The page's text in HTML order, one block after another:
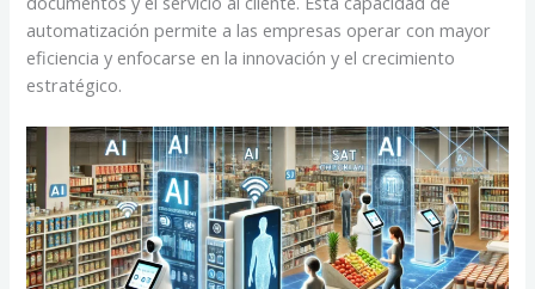
automatización permite a las empresas operar con mayor
eficiencia y enfocarse en la innovación y el crecimiento
estratégico.